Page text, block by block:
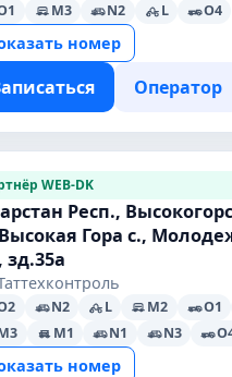
M3 N2 L O4
номер
Оператор
WEB-DK
Респ.,
Гора с.,
зд.35а
N2 L M2 O1
M1 N1 N3
номер